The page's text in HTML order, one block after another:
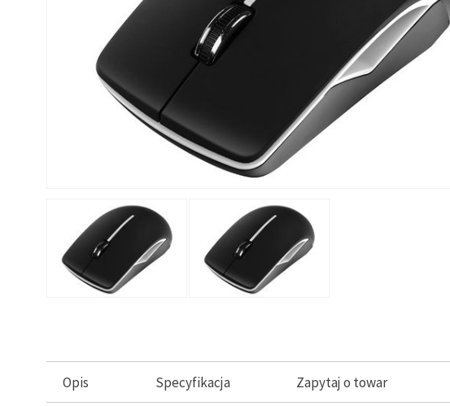
Opis Specyfikacja Zapytaj o towar